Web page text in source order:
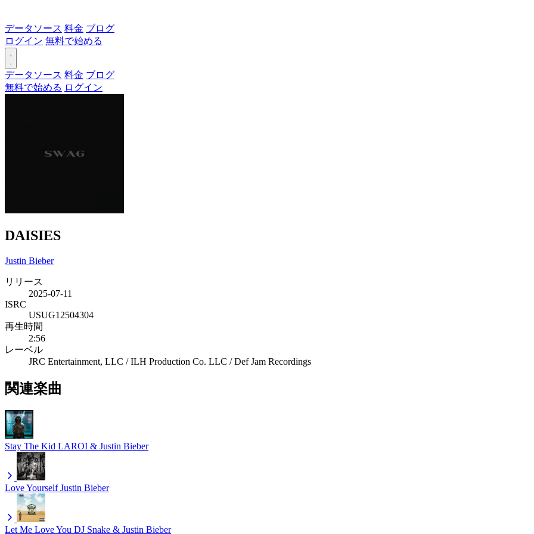
データソース 料金 ブログ
ログイン 無料で始める
データソース 料金 ブログ
無料で始める ログイン
DAISIES
Justin Bieber
リリース
2025-07-11
ISRC
USUG12504304
再生時間
2:56
レーベル
JRC Entertainment, LLC / ILH Production Co. LLC / Def Jam Recordings
関連楽曲
Stay The Kid LAROI & Justin Bieber
Love Yourself Justin Bieber
Let Me Love You DJ Snake & Justin Bieber